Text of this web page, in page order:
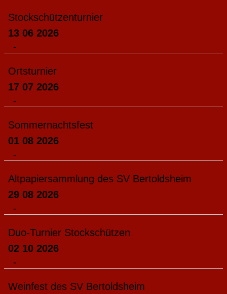
Stockschützenturnier
13 06 2026
-
Ortsturnier
17 07 2026
-
Sommernachtsfest
01 08 2026
-
Altpapiersammlung des SV Bertoldsheim
29 08 2026
-
Duo-Turnier Stockschützen
02 10 2026
-
Weinfest des SV Bertoldsheim